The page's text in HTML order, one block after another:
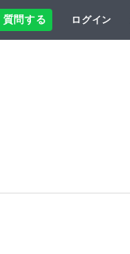
質問する ログイン